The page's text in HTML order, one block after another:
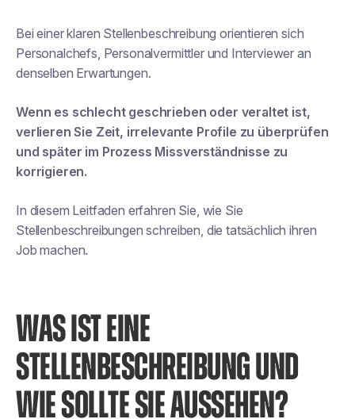
Bei einer klaren Stellenbeschreibung orientieren sich
Personalchefs, Personalvermittler und Interviewer an
denselben Erwartungen.
Wenn es schlecht geschrieben oder veraltet ist,
verlieren Sie Zeit, irrelevante Profile zu überprüfen
und später im Prozess Missverständnisse zu
korrigieren.
In diesem Leitfaden erfahren Sie, wie Sie
Stellenbeschreibungen schreiben, die tatsächlich ihren
Job machen.
WAS IST EINE
STELLENBESCHREIBUNG UND
WIE SOLLTE SIE AUSSEHEN?